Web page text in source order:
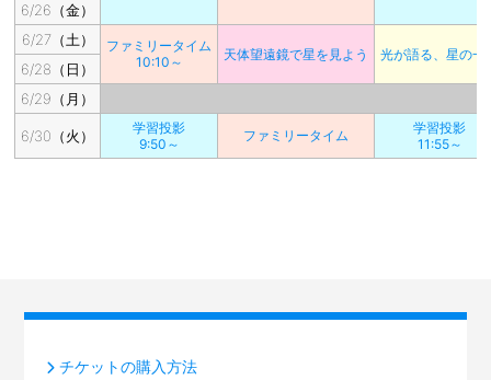
6/26（金）
6/27（土）
ファミリータイム
10:10～
天体望遠鏡で星を見よう 光が語る、星の一
6/28（日）
6/29（月）
6/30（火）
学習投影
9:50～
ファミリータイム
学習投影
11:55～
チケットの購入方法